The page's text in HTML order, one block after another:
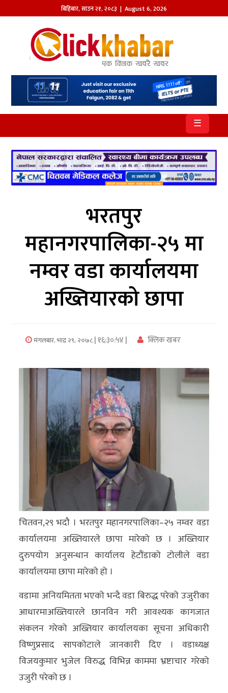
बिहिबार,साउन२१,२०८३ | August 6, 2026
होमपेज
समाज
प्रदेश
आजको
पत्रिका
सम्पादकीय
अर्थ/
वाणिज्य
विचार/
क्लिक
खबर
विशेष
राशिफल
फोटो
ग्यालरी
भिडियो
☰
भरतपुर
महानगरपालिका-२५ मा
नम्वर वडा कार्यालयमा
अख्तियारको छापा
मंगलबार, भाद्र २९, २०७८| १६:३०:५४ | क्लिक खबर
चितवन,२९ भदौ । भरतपुर महानगरपालिका–२५ नम्वर वडा
कार्यालयमा अख्तियारले छापा मारेको छ । अख्तियार
दुरुपयोग अनुसन्धान कार्यालय हेटौंडाको टोलीले वडा
कार्यालयमा छापा मारेको हो ।
वडामा अनियमितता भएको भन्दै वडा बिरुद्ध परेको उजुरीका
आधारमाअख्तियारले छानविन गरी आवश्यक कागजात
संकलन गरेको अख्तियार कार्यालयका सूचना अधिकारी
विष्णुप्रसाद सापकोटाले जानकारी दिए । वडाध्यक्ष
विजयकुमार भुजेल विरुद्ध विभिन्न काममा भ्रष्टाचार गरेको
उजुरी परेको छ ।